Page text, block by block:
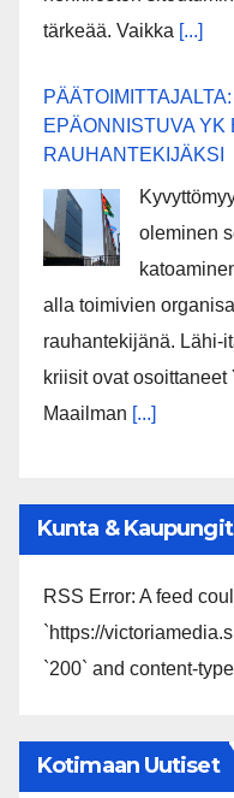
tärkeää. Vaikka [...]
EPÄONNISTUVA YK
RAUHANTEKIJÄKSI
oleminen
alla toimivien
rauhantekijänä. Lähi-
kriisit ovat
Maailman [...]
Kunta & Kaupungit
RSS Error: A feed
`https://
`200` and content-
Kotimaan Uutiset